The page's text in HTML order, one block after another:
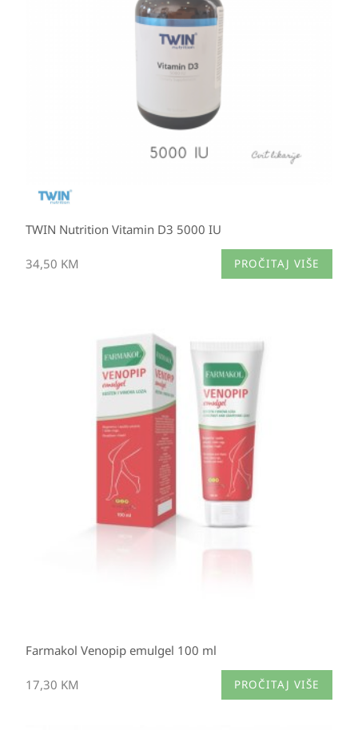
TWIN Nutrition Vitamin D3 5000 IU
34,50 KM PROČITAJ VIŠE
Farmakol Venopip emulgel 100 ml
17,30 KM PROČITAJ VIŠE